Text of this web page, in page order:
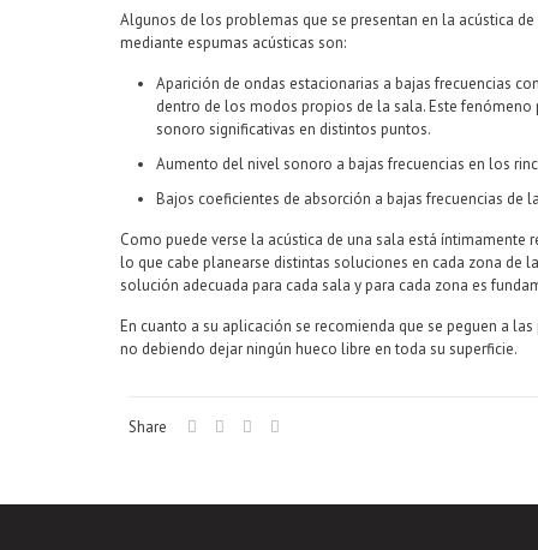
Algunos de los problemas que se presentan en la acústica
mediante espumas acústicas son:
Aparición de ondas estacionarias a bajas frecuencias
dentro de los modos propios de la sala. Este
sonoro significativas en distintos puntos.
Aumento del nivel sonoro a bajas frecuencias en los
Bajos coeficientes de absorción a bajas frecuencias de
Como puede verse la acústica de una sala está íntimamente
lo que cabe planearse distintas soluciones en cada zona de
solución adecuada para cada sala y para cada zona es
En cuanto a su aplicación se recomienda que se peguen a
no debiendo dejar ningún hueco libre en toda su superficie.
Share